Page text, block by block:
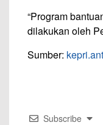
“Program
dilakukan oleh
Sumber:
Subscribe